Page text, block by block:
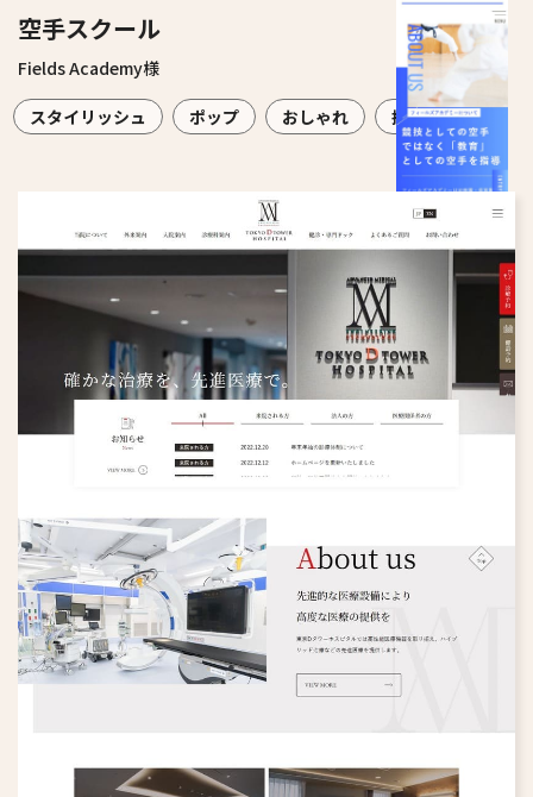
空手スクール
Fields Academy様
スタイリッシュ ポップ おしゃれ 採用